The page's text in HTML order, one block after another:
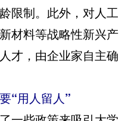
限制。此外，对人工
材料等战略性新兴产
才，由企业家自主确
“用人留人”